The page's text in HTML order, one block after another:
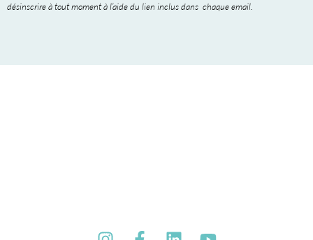
désinscrire à tout moment à l’aide du lien inclus dans chaque email.